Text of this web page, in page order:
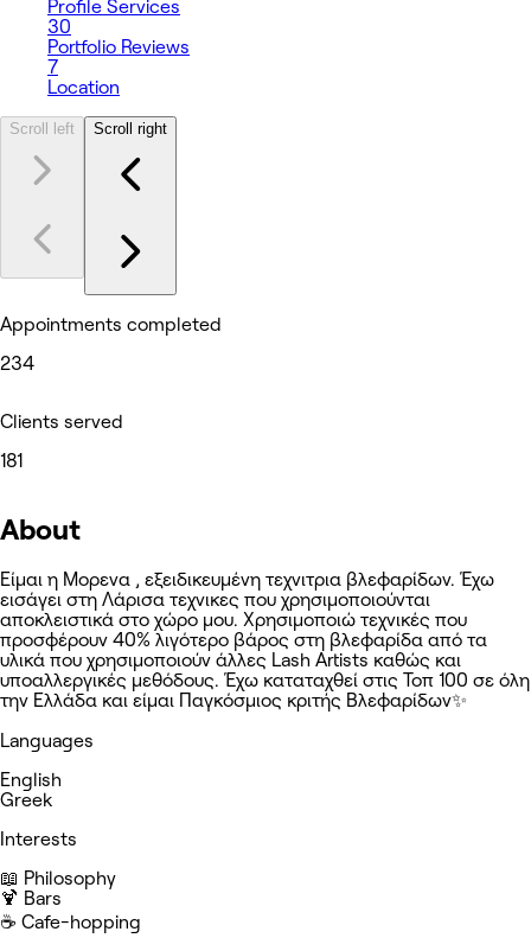
Profile Services
30
Portfolio Reviews
7
Location
Scroll left Scroll right
Appointments completed
234
Clients served
181
About
Είμαι η Μορενα , εξειδικευμένη τεχνιτρια βλεφαρίδων. Έχω
εισάγει στη Λάρισα τεχνικες που χρησιμοποιούνται
αποκλειστικά στο χώρο μου. Χρησιμοποιώ τεχνικές που
προσφέρουν 40% λιγότερο βάρος στη βλεφαρίδα από τα
υλικά που χρησιμοποιούν άλλες Lash Artists καθώς και
υποαλλεργικές μεθόδους. Έχω καταταχθεί στις Τοπ 100 σε όλη
την Ελλάδα και είμαι Παγκόσμιος κριτής Βλεφαρίδων✨
Languages
English
Greek
Interests
📖 Philosophy
🍹 Bars
☕️ Cafe-hopping